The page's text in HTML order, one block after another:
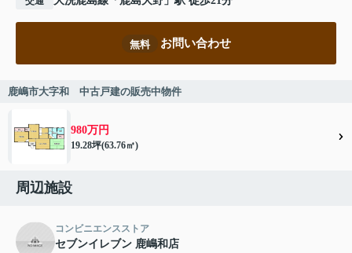
無料 お問い合わせ
鹿嶋市大字和 中古戸建の販売中物件
980万円
19.28坪(63.76㎡)
周辺施設
コンビニエンスストア
セブンイレブン 鹿嶋和店